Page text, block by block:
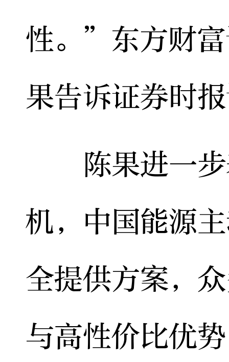
性。”东方财
果告诉证券时
陈果进一步
机，中国能源
全提供方案，
与高性价比优